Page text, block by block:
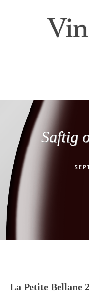
Saftig
La Petite Bellane